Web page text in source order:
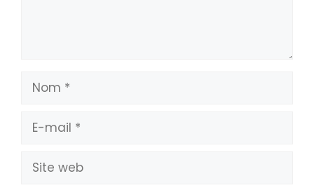
Nom
mail
Site
web